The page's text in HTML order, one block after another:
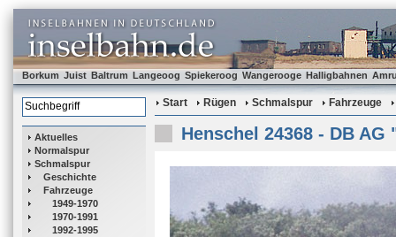
Borkum Juist Baltrum Langeoog Spiekeroog Wangerooge Halligbahnen
Aktuelles
Normalspur
Schmalspur
Geschichte
Fahrzeuge
1949-1970
1970-1991
1992-1995
Start Rügen Schmalspur Fahrzeuge
Henschel 24368 - DB AG